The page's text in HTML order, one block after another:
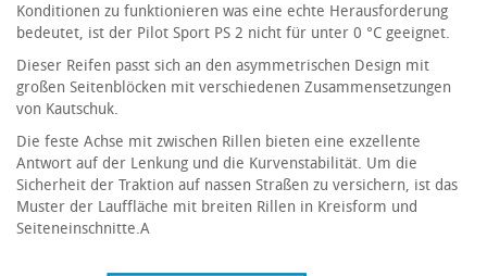
Konditionen zu funktionieren was eine echte Herausforderung
bedeutet, ist der Pilot Sport PS 2 nicht für unter 0 °C geeignet.
Dieser Reifen passt sich an den asymmetrischen Design mit
großen Seitenblöcken mit verschiedenen Zusammensetzungen
von Kautschuk.
Die feste Achse mit zwischen Rillen bieten eine exzellente
Antwort auf der Lenkung und die Kurvenstabilität. Um die
Sicherheit der Traktion auf nassen Straßen zu versichern, ist das
Muster der Lauffläche mit breiten Rillen in Kreisform und
Seiteneinschnitte.A